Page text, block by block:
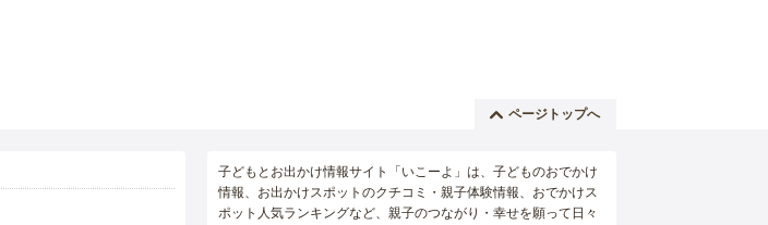
ページトップへ
子どもとお出かけ情報サイト「いこーよ」は、子どものおでかけ
情報、お出かけスポットのクチコミ・親子体験情報、おでかけス
ポット人気ランキングなど、親子のつながり・幸せを願って日々